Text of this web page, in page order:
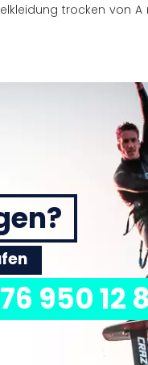
trocken von A
950 12